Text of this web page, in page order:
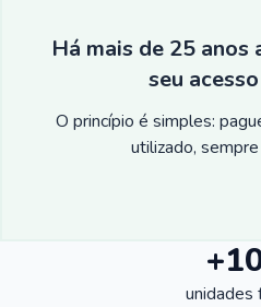
Há mais de 25
seu
O princípio é simples:
utilizado,
unidades